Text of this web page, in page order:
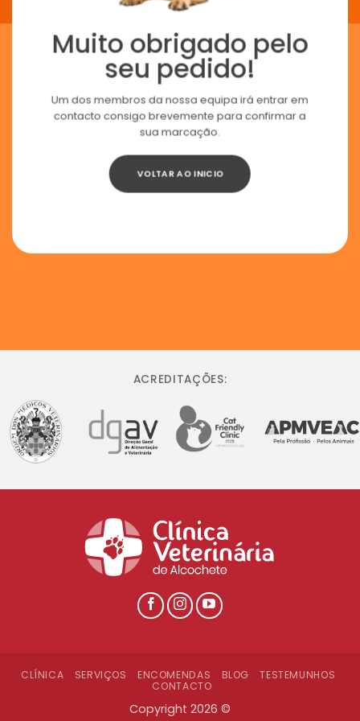
Muito obrigado pelo
seu pedido!
Um dos membros da nossa equipa irá entrar em
contacto consigo brevemente para confirmar a
sua marcação.
VOLTAR AO INICIO
ACREDITAÇÕES:
CLÍNICA SERVIÇOS ENCOMENDAS BLOG
TESTEMUNHOS
CONTACTO
Copyright 2026 ©